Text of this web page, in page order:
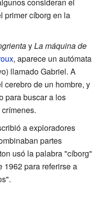
primer cíborg en la
yLa máquina de
, aparece un autómata
llamado Gabriel. A
cerebro de un hombre, y
para buscar a los
a exploradores
partes
usó la palabra "cíborg"
1962 para referirse a